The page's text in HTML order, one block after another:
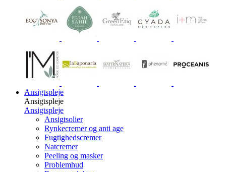
Ansigtspleje
Ansigtspleje
Ansigtspleje
Ansigtsolier
Rynkecremer og anti age
Fugtighedscremer
Natcremer
Peeling og masker
Problemhud